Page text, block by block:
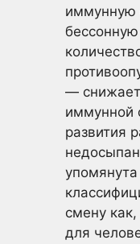
иммунную
—
иммунной
развития
смену
для